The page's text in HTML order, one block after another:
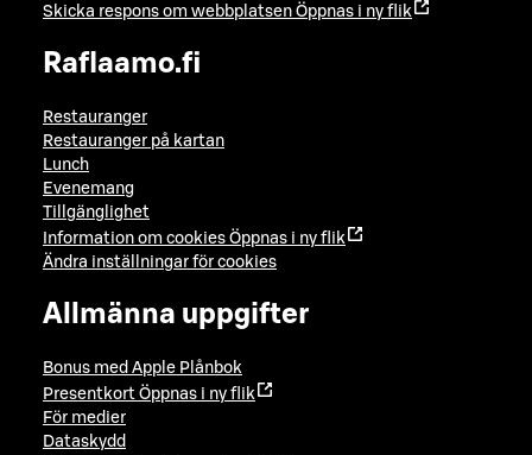
Skicka respons om webbplatsen Öppnas i ny flik
Raflaamo.fi
Restauranger
Restauranger på kartan
Lunch
Evenemang
Tillgänglighet
Information om cookies Öppnas i ny flik
Ändra inställningar för cookies
Allmänna uppgifter
Bonus med Apple Plånbok
Presentkort Öppnas i ny flik
För medier
Dataskydd